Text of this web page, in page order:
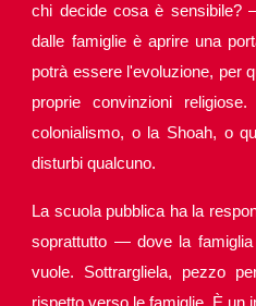
chi decide cosa è sensibile?
dalle famiglie è aprire una
potrà essere l'evoluzione, per
proprie convinzioni
colonialismo, o la Shoah, o
disturbi qualcuno.
La scuola pubblica ha la
soprattutto — dove la
vuole. Sottrargliela, pezzo
rispetto verso le famiglie. È un